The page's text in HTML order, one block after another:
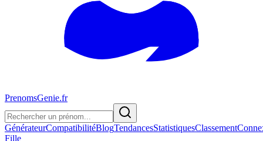
PrenomsGenie.fr
GénérateurCompatibilitéBlogTendancesStatistiquesClassement
Fille